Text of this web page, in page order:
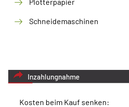
Schneidemaschinen
Inzahlungnahme
Kosten beim Kauf senken: